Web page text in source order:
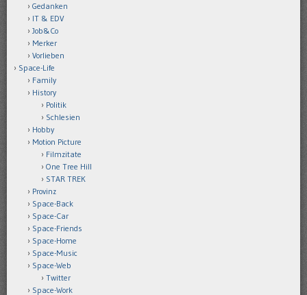
Gedanken
IT & EDV
Job&Co
Merker
Vorlieben
Space-Life
Family
History
Politik
Schlesien
Hobby
Motion Picture
Filmzitate
One Tree Hill
STAR TREK
Provinz
Space-Back
Space-Car
Space-Friends
Space-Home
Space-Music
Space-Web
Twitter
Space-Work